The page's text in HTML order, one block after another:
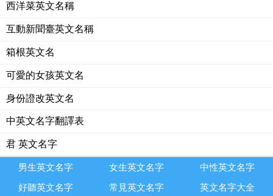
西洋菜英文名稱
互動新聞臺英文名稱
箱根英文名
可愛的女孩英文名
身份證改英文名
中英文名字翻譯表
君 英文名字
男生英文名字 女生英文名字
中性英文名字
好聽英文名字
常見英文名字 英文名字大全